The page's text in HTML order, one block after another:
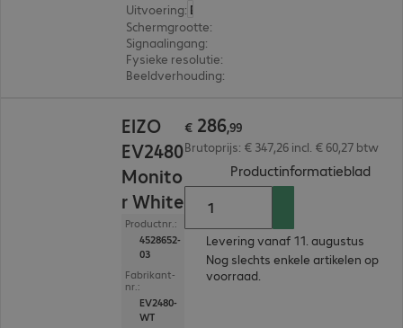
Uitvoering:
Schermgrootte:
Signaalingang:
Fysieke resolutie:
Beeldverhouding:
EIZO
EV2480
Monito
r White
Productnr.:
4528652-
03
Fabrikant-
nr.:
EV2480-
WT
€ 286,99
Brutoprijs: € 347,26 incl. € 60,27 btw
Productinformatieblad
Levering vanaf 11. augustus
Nog slechts enkele artikelen op
voorraad.